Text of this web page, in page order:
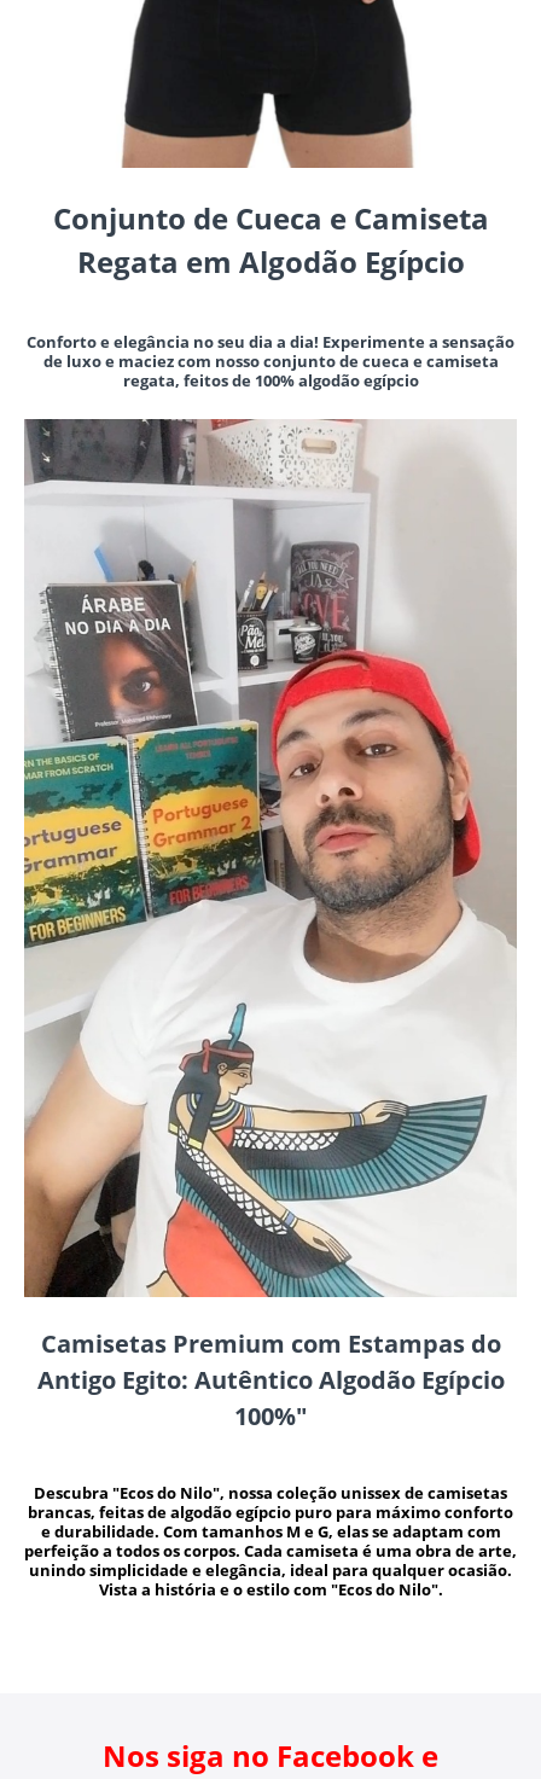
Conjunto de Cueca e Camiseta
Regata em Algodão Egípcio
Conforto e elegância no seu dia a dia! Experimente a sensação
de luxo e maciez com nosso conjunto de cueca e camiseta
regata, feitos de 100% algodão egípcio
Camisetas Premium com Estampas do
Antigo Egito: Autêntico Algodão Egípcio
100%"
Descubra "Ecos do Nilo", nossa coleção unissex de camisetas
brancas, feitas de algodão egípcio puro para máximo conforto
e durabilidade. Com tamanhos M e G, elas se adaptam com
perfeição a todos os corpos. Cada camiseta é uma obra de arte,
unindo simplicidade e elegância, ideal para qualquer ocasião.
Vista a história e o estilo com "Ecos do Nilo".
Nos siga no Facebook e